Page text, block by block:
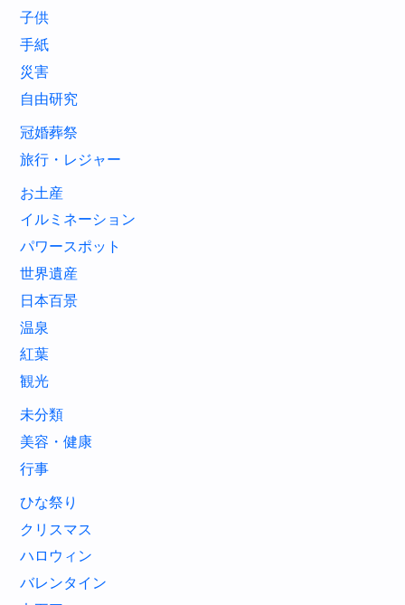
子供
手紙
災害
自由研究
冠婚葬祭
旅行・レジャー
お土産
イルミネーション
パワースポット
世界遺産
日本百景
温泉
紅葉
観光
未分類
美容・健康
行事
ひな祭り
クリスマス
ハロウィン
バレンタイン